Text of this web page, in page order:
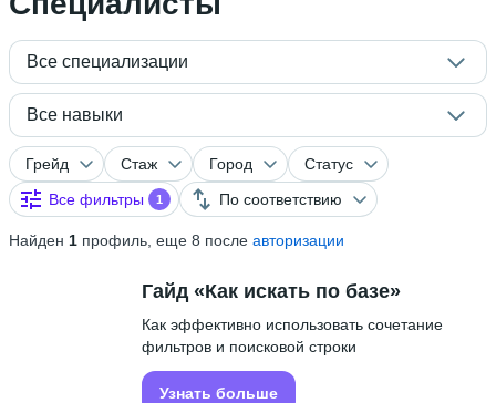
Все специализации
Все навыки
Грейд Стаж Город
Статус
Все фильтры
1 По соответствию
Найден 1 профиль, еще 8 после авторизации
Гайд «Как искать по базе»
Как эффективно использовать сочетание
фильтров и поисковой строки
Узнать больше